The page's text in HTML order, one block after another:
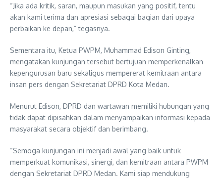
“Jika ada kritik, saran, maupun masukan yang positif, tentu
akan kami terima dan apresiasi sebagai bagian dari upaya
perbaikan ke depan,” tegasnya.
Sementara itu, Ketua PWPM, Muhammad Edison Ginting,
mengatakan kunjungan tersebut bertujuan memperkenalkan
kepengurusan baru sekaligus mempererat kemitraan antara
insan pers dengan Sekretariat DPRD Kota Medan.
Menurut Edison, DPRD dan wartawan memiliki hubungan yang
tidak dapat dipisahkan dalam menyampaikan informasi kepada
masyarakat secara objektif dan berimbang.
“Semoga kunjungan ini menjadi awal yang baik untuk
memperkuat komunikasi, sinergi, dan kemitraan antara PWPM
dengan Sekretariat DPRD Medan. Kami siap mendukung